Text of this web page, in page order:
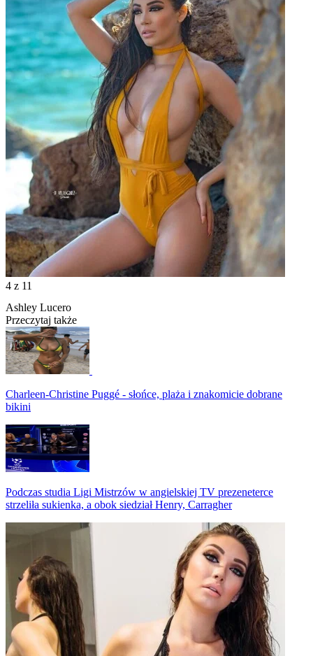
4 z 11
Ashley Lucero
Przeczytaj także
Charleen-Christine Puggé - słońce, plaża i znakomicie dobrane
bikini
Podczas studia Ligi Mistrzów w angielskiej TV prezeneterce
strzeliła sukienka, a obok siedział Henry, Carragher